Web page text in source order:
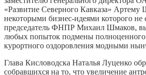
«Развитие Северного Кавказа»
некоторыми бизнес-идеями которого не
председатель ФНПР Михаил Шмаков,
любых попыток подмены полноценного
курортного оздоровления модными
Глава Кисловодска Наталья Луценко
собравшихся на то, что увеличение